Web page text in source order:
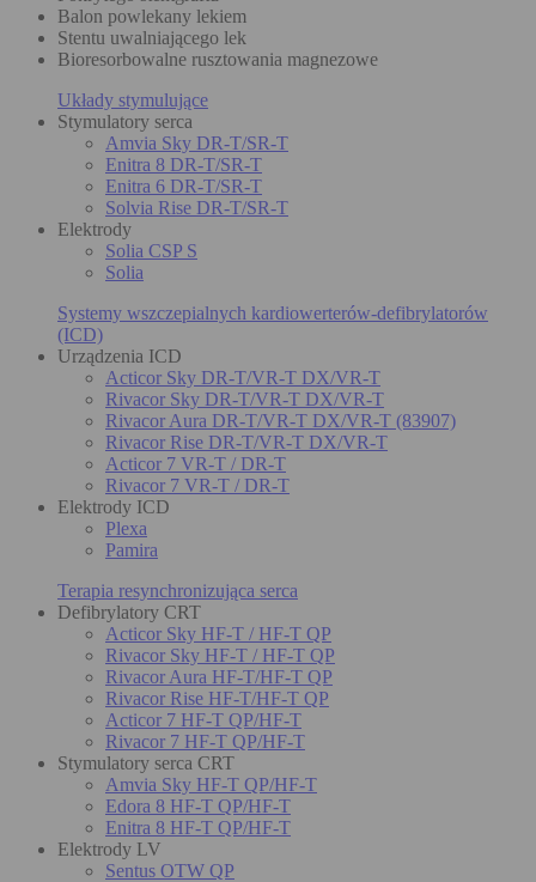
Balon powlekany lekiem
Stentu uwalniającego lek
Bioresorbowalne rusztowania magnezowe
Układy stymulujące
Stymulatory serca
Amvia Sky DR-T/SR-T
Enitra 8 DR-T/SR-T
Enitra 6 DR-T/SR-T
Solvia Rise DR-T/SR-T
Elektrody
Solia CSP S
Solia
Systemy wszczepialnych kardiowerterów-defibrylatorów
(ICD)
Urządzenia ICD
Acticor Sky DR-T/VR-T DX/VR-T
Rivacor Sky DR-T/VR-T DX/VR-T
Rivacor Aura DR-T/VR-T DX/VR-T (83907)
Rivacor Rise DR-T/VR-T DX/VR-T
Acticor 7 VR-T / DR-T
Rivacor 7 VR-T / DR-T
Elektrody ICD
Plexa
Pamira
Terapia resynchronizująca serca
Defibrylatory CRT
Acticor Sky HF-T / HF-T QP
Rivacor Sky HF-T / HF-T QP
Rivacor Aura HF-T/HF-T QP
Rivacor Rise HF-T/HF-T QP
Acticor 7 HF-T QP/HF-T
Rivacor 7 HF-T QP/HF-T
Stymulatory serca CRT
Amvia Sky HF-T QP/HF-T
Edora 8 HF-T QP/HF-T
Enitra 8 HF-T QP/HF-T
Elektrody LV
Sentus OTW QP